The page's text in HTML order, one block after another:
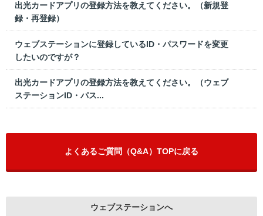
出光カードアプリの登録方法を教えてください。（新規登
録・再登録）
ウェブステーションに登録しているID・パスワードを変更
したいのですが？
出光カードアプリの登録方法を教えてください。（ウェブ
ステーションID・パス...
よくあるご質問（Q&A）TOPに戻る
ウェブステーションへ